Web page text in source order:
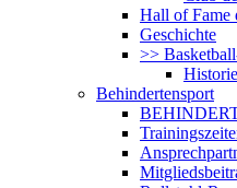
Hall of Fame
Geschichte
>>
Historie
Behindertensport